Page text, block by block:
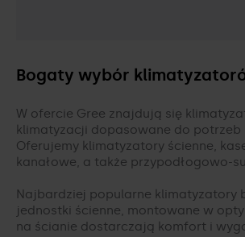
Bogaty wybór
W ofercie Gree znajdują się
klimatyzacji dopasowane do potrzeb
Oferujemy klimatyzatory ścienne,
kanałowe, a także przypodłogowo-
Najbardziej popularne klimatyzatory
jednostki ścienne, montowane w
na ścianie dostarczają komfort i